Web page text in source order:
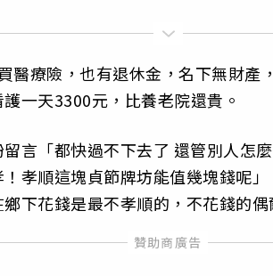
醫療險，也有退休金，名下無財產
一天3300元，比養老院還貴。
言「都快過不下去了 還管別人怎
孝順這塊貞節牌坊能值幾塊錢呢
下花錢是最不孝順的，不花錢的偶